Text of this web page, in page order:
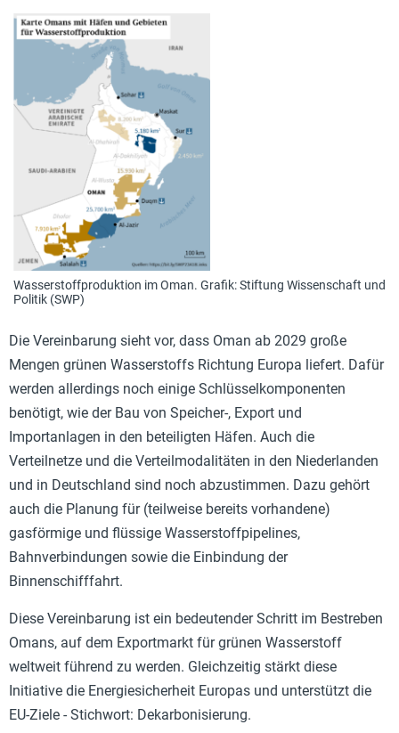
Wasserstoffproduktion im Oman. Grafik: Stiftung Wissenschaft und
Politik (SWP)
Die Vereinbarung sieht vor, dass Oman ab 2029 große
Mengen grünen Wasserstoffs Richtung Europa liefert. Dafür
werden allerdings noch einige Schlüsselkomponenten
benötigt, wie der Bau von Speicher-, Export und
Importanlagen in den beteiligten Häfen. Auch die
Verteilnetze und die Verteilmodalitäten in den Niederlanden
und in Deutschland sind noch abzustimmen. Dazu gehört
auch die Planung für (teilweise bereits vorhandene)
gasförmige und flüssige Wasserstoffpipelines,
Bahnverbindungen sowie die Einbindung der
Binnenschifffahrt.
Diese Vereinbarung ist ein bedeutender Schritt im Bestreben
Omans, auf dem Exportmarkt für grünen Wasserstoff
weltweit führend zu werden. Gleichzeitig stärkt diese
Initiative die Energiesicherheit Europas und unterstützt die
EU-Ziele - Stichwort: Dekarbonisierung.